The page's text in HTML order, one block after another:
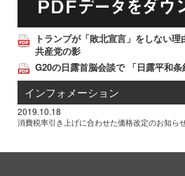
トランプが「敗北宣言」をしない
共産党の影
G20の日露首脳会談で 「日露平和
インフォメーション
2019.10.18
消費税率引き上げに合わせた価格改定のお知ら